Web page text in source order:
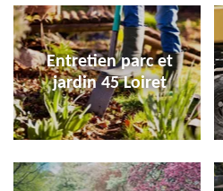
Entretien parc et
jardin 45 Loiret